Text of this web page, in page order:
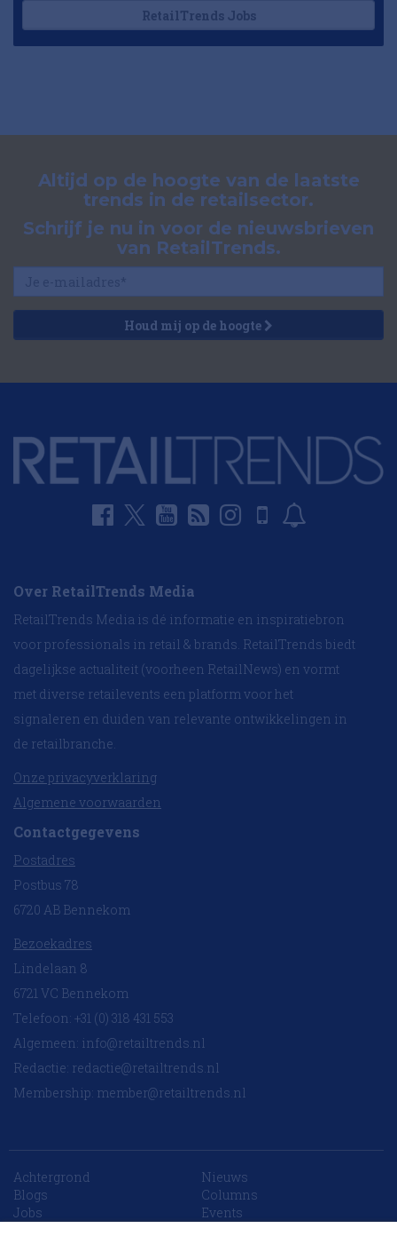
RetailTrends Jobs
Altijd op de hoogte van de laatste
trends in de retailsector.
Schrijf je nu in voor de nieuwsbrieven
van RetailTrends.
Houd mij op de hoogte
Over RetailTrends Media
RetailTrends Media is dé informatie en inspiratiebron
voor professionals in retail & brands. RetailTrends biedt
dagelijkse actualiteit (voorheen RetailNews) en vormt
met diverse retailevents een platform voor het
signaleren en duiden van relevante ontwikkelingen in
de retailbranche.
Onze privacyverklaring
Algemene voorwaarden
Contactgegevens
Postadres
Postbus 78
6720 AB Bennekom
Bezoekadres
Lindelaan 8
6721 VC Bennekom
Telefoon: +31 (0) 318 431 553
Algemeen: info@retailtrends.nl
Redactie: redactie@retailtrends.nl
Membership: member@retailtrends.nl
Achtergrond
Nieuws
Blogs
Columns
Jobs
Events
10 collega’s